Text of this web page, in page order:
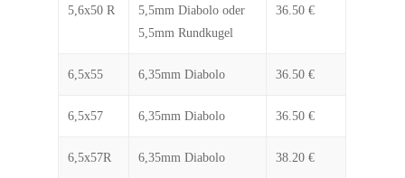
5,6x50 R
5,5mm Diabolo oder
5,5mm Rundkugel
36.50 €
6,5x55 6,35mm Diabolo 36.50 €
6,5x57 6,35mm Diabolo 36.50 €
6,5x57R 6,35mm Diabolo 38.20 €